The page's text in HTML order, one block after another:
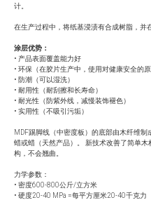
计。
在生产过程中，将纸基浸渍有合成树脂，并
涂层优势：
• 产品表面覆盖能力好
• 环保（在胶片生产中，使用对健康安全的
• 防潮（可以湿洗）
• 耐用性（耐刮擦和长寿命）
• 耐光性（防紫外线，减慢装饰褪色）
• 实用性（不吸引污垢）
MDF踢脚线（中密度板）的底部由木纤维
蜡或蜡（天然产品）。 新技术改善了简单
构，不会翘曲。
力学参数：
• 密度600-800公斤/立方米
• 硬度20-40 MPa =每平方厘米20-40千克力